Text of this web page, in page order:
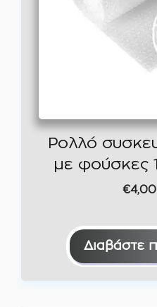
Ρολλό
με φούσκες
€4,00
Διαβάστε